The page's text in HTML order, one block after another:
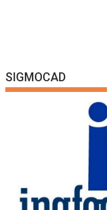
SIGMOCAD